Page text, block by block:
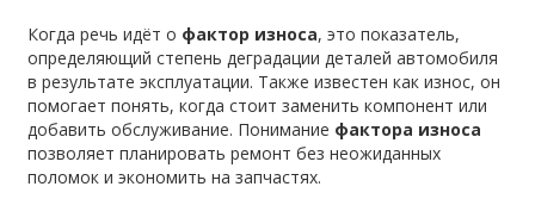
Когда речь идёт о фактор износа,это показатель,
определяющий степень деградации деталей автомобиля
в результате эксплуатации. Также известен какизнос, он
помогает понять, когда стоит заменить компонент или
добавить обслуживание. Понимание фактора износа
позволяет планировать ремонт без неожиданных
поломок и экономить на запчастях.